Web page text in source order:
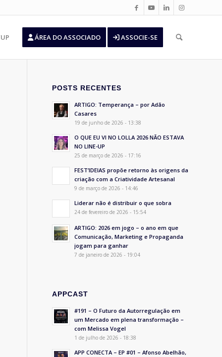
ÁREA DO ASSOCIADO ASSOCIE-SE
POSTS RECENTES
ARTIGO: Temperança – por Adão
Casares
19 de junho de 2026 - 13:38
O QUE EU VI NO LOLLA 2026 NÃO ESTAVA
NO LINE-UP
25 de março de 2026 - 17:16
FEST’IDEIAS propõe retorno às origens da
criação com a Criatividade Artesanal
9 de março de 2026 - 14:46
Liderar não é distribuir o que sobra
24 de fevereiro de 2026 - 15:54
ARTIGO: 2026 em jogo – o ano em que
Comunicação, Marketing e Propaganda
jogam para ganhar
7 de janeiro de 2026 - 19:04
APPCAST
#191 – O Futuro da Autorregulação em
um Mercado em plena transformação –
com Melissa Vogel
1 de julho de 2026 - 18:38
APP CONECTA – EP #01 – Afonso Abelhão,